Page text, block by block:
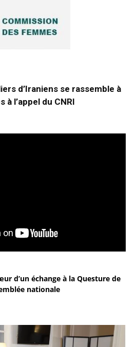
d’Iraniens se rassemble à
à l’appel du CNRI
d’un échange à la Questure de
nationale